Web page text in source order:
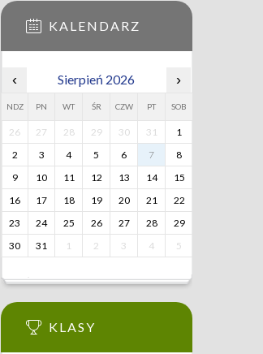
KALENDARZ
‹ Sierpień 2026 ›
NDZ PN WT ŚR CZW PT SOB
26 27 28 29 30 31
1
2
3 4 5 6 7
8
9
10 11 12 13 14
15
16
17 18 19 20 21
22
23
24 25 26 27 28
29
30
31 1 2 3 4 5
KLASY